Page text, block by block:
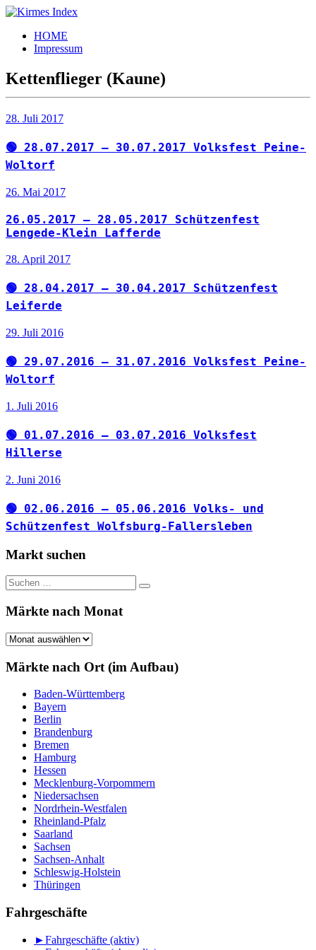
Zum
springen
Kirmes
Index
Tourpläne
der
letzten
Jahre
HOME
Impressum
Kettenflieger (Kaune)
28. Juli 2017
🟢 28.07.2017 – 30.07.2017 Volksfest Peine-
Woltorf
26. Mai 2017
26.05.2017 – 28.05.2017 Schützenfest
Lengede-Klein Lafferde
28. April 2017
🟢 28.04.2017 – 30.04.2017 Schützenfest
Leiferde
29. Juli 2016
🟢 29.07.2016 – 31.07.2016 Volksfest Peine-
Woltorf
1. Juli 2016
🟢 01.07.2016 – 03.07.2016 Volksfest
Hillerse
2. Juni 2016
🟢 02.06.2016 – 05.06.2016 Volks- und
Schützenfest Wolfsburg-Fallersleben
Markt suchen
Suchen
nach:
Suchen
Märkte nach Monat
Märkte
Monat
Märkte nach Ort (im Aufbau)
Baden-Württemberg
Bayern
Berlin
Brandenburg
Bremen
Hamburg
Hessen
Mecklenburg-Vorpommern
Niedersachsen
Nordrhein-Westfalen
Rheinland-Pfalz
Saarland
Sachsen
Sachsen-Anhalt
Schleswig-Holstein
Thüringen
Fahrgeschäfte
►Fahrgeschäfte (aktiv)